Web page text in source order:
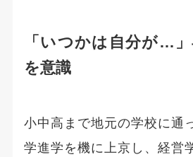
「いつかは自分が…
を意識
小中高まで地元の学校に通
学進学を機に上京し、経営